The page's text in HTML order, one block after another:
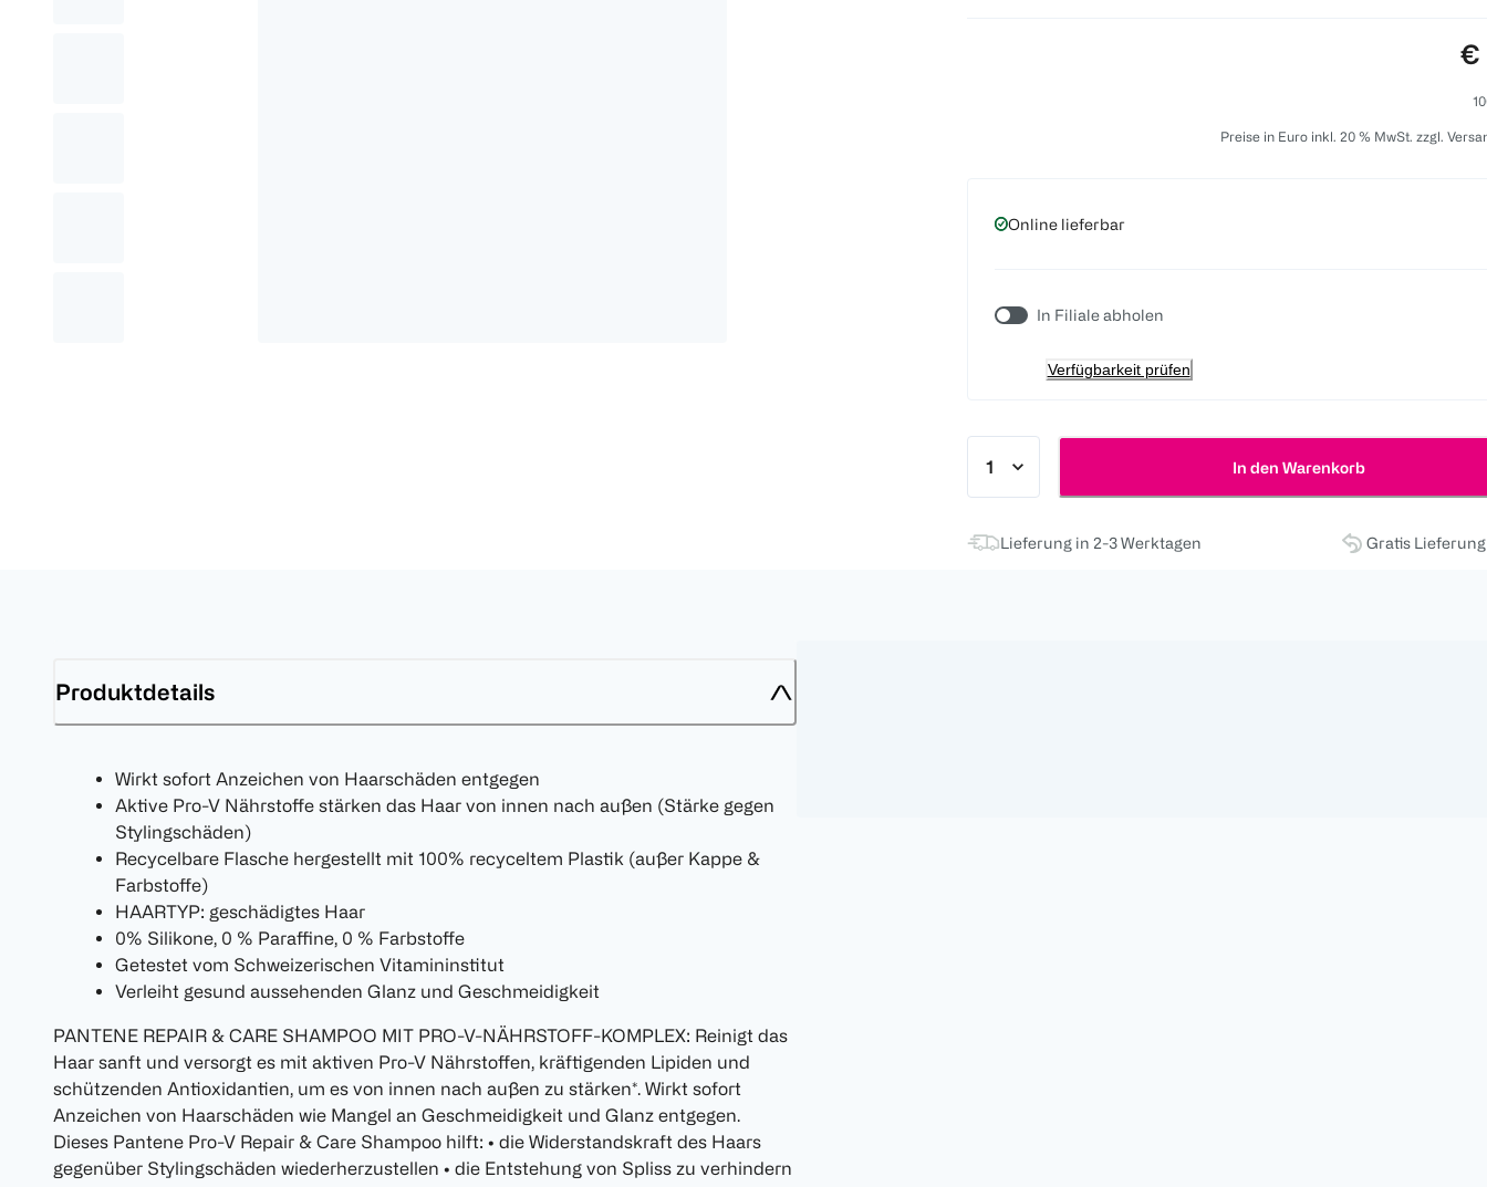
€
Preise in Euro inkl. 20 % MwSt. zzgl.
Online lieferbar
In Filiale abholen
Verfügbarkeit prüfen
In den Warenkorb
Lieferung in 2-3 Werktagen Gratis
Produktdetails
Wirkt sofort Anzeichen von Haarschäden entgegen
Aktive Pro-V Nährstoffe stärken das Haar von innen nach außen (Stärke gegen
Stylingschäden)
Recycelbare Flasche hergestellt mit 100% recyceltem Plastik (außer Kappe &
Farbstoffe)
HAARTYP: geschädigtes Haar
0% Silikone, 0 % Paraffine, 0 % Farbstoffe
Getestet vom Schweizerischen Vitamininstitut
Verleiht gesund aussehenden Glanz und Geschmeidigkeit
PANTENE REPAIR & CARE SHAMPOO MIT PRO-V-NÄHRSTOFF-KOMPLEX: Reinigt das
Haar sanft und versorgt es mit aktiven Pro-V Nährstoffen, kräftigenden Lipiden und
schützenden Antioxidantien, um es von innen nach außen zu stärken*. Wirkt sofort
Anzeichen von Haarschäden wie Mangel an Geschmeidigkeit und Glanz entgegen.
Dieses Pantene Pro-V Repair & Care Shampoo hilft: • die Widerstandskraft des Haars
gegenüber Stylingschäden wiederherzustellen • die Entstehung von Spliss zu verhindern